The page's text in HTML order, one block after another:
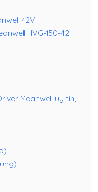
42V
HVG-150-42
Meanwell uy tín,